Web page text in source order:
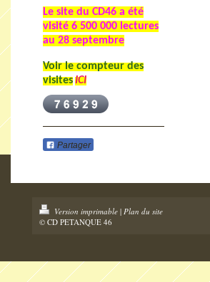
Le site du CD46 a été
visité 6 500 000 lectures
au 28 septembre
Voir le compteur des
visitesICI
Partager
Version imprimable | Plan du site
© CD PETANQUE 46